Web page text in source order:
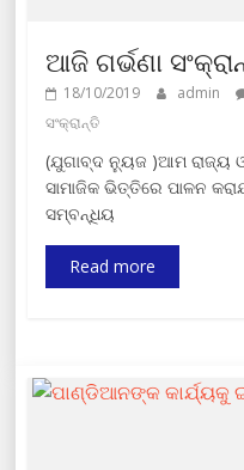
ଆଜି ଗର୍ଭଣା
18/10/2019 admin
ସଂକ୍ରାନ୍ତି
(ଯୁଗାବ୍ଦ ନ୍ୟୁଜ )ଆମ ରାଜ୍ୟ
ସାମାଜିକ ଭିତ୍ତିରେ ପାଳନ
ସମ୍ବନ୍ଧିୟ
Read more